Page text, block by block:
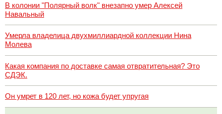
В колонии "Полярный волк" внезапно умер Алексей
Навальный
Умерла владелица двухмиллиардной коллекции Нина
Молева
Какая компания по доставке самая отвратительная? Это
СДЭК.
Он умрет в 120 лет, но кожа будет упругая